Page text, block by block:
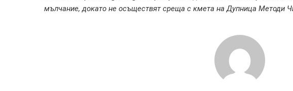
мълчание, докато не осъществят среща с кмета на Дупница Методи